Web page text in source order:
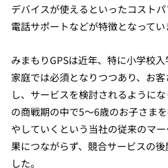
デバイスが使えるといったコスト
電話サポートなどが特徴となってい
みまもりGPSは近年、特に小学校
家庭では必須となりつつあり、お
し、サービスを検討されるように
の商戦期の中で5〜6歳のお子さま
やしていくという当社の従来のマ
果につながらず、競合サービスの
した。